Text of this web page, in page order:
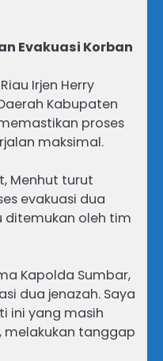
Evakuasi Korban
Irjen Herry
Kabupaten
proses
maksimal.
Menhut turut
evakuasi dua
ditemukan oleh tim
Kapolda Sumbar,
dua jenazah. Saya
ini yang masih
melakukan tanggap